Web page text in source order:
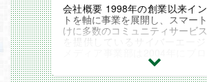
会社概要 1998年の創業以来イ
トを軸に事業を展開し、スマー
けに多数のコミュニティサービ
を提供しているサイバーエージ
とした「Ameba」をリリース。
サービス「アメ...